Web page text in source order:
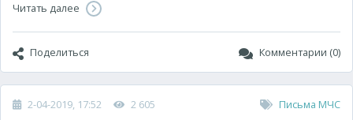
Читать далее
Поделиться Комментарии (0)
2-04-2019, 17:52 2 605 Письма МЧС